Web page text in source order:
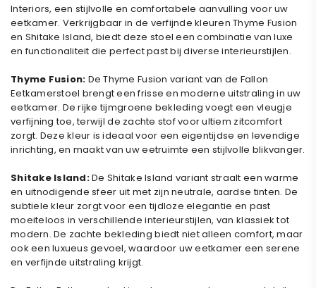
Interiors, een stijlvolle en comfortabele aanvulling voor uw
eetkamer. Verkrijgbaar in de verfijnde kleuren Thyme Fusion
en Shitake Island, biedt deze stoel een combinatie van luxe
en functionaliteit die perfect past bij diverse interieurstijlen.
Thyme Fusion: De Thyme Fusion variant van de Fallon
Eetkamerstoel brengt een frisse en moderne uitstraling in uw
eetkamer. De rijke tijmgroene bekleding voegt een vleugje
verfijning toe, terwijl de zachte stof voor ultiem zitcomfort
zorgt. Deze kleur is ideaal voor een eigentijdse en levendige
inrichting, en maakt van uw eetruimte een stijlvolle blikvanger.
Shitake Island:De Shitake Island variant straalt een warme
en uitnodigende sfeer uit met zijn neutrale, aardse tinten. De
subtiele kleur zorgt voor een tijdloze elegantie en past
moeiteloos in verschillende interieurstijlen, van klassiek tot
modern. De zachte bekleding biedt niet alleen comfort, maar
ook een luxueus gevoel, waardoor uw eetkamer een serene
en verfijnde uitstraling krijgt.